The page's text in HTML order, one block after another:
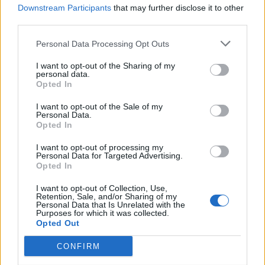
Downstream Participants that may further disclose it to other
Personal Data Processing Opt Outs
I want to opt-out of the Sharing of my
personal data.
Opted In
I want to opt-out of the Sale of my
Personal Data.
Opted In
I want to opt-out of processing my
Personal Data for Targeted Advertising.
Opted In
I want to opt-out of Collection, Use,
Retention, Sale, and/or Sharing of my
Personal Data that Is Unrelated with the
Purposes for which it was collected.
Opted Out
CONFIRM
πρώτη της έκθεση.Έτσι και κάθε επόμενη χρονιά,
Την έκθεση
«Παγκόσμιοι Έλληνες Σχεδιαστές
Μόδας»πολλοί ίσως να τη θυμάστε. Χρειάστηκαν
τρία χρόνια έρευνας και επεξεργασίας για την
υλοποίηση της και η Μαρία ήταν εκεί. Και έτσι
παρουσιάστηκαν
οι πέντε Έλληνες παγκόσμιοι
των οποίων ο Γιάννης Τσεκλένης και ο Γιάννης
Ευαγγελίδης.
Πολλές από τιςδημιουργίες τους είναι τόσο
σύγχρονεςπου μπορούν να σταθούν στο σήμερα
ακόμα και αν δεν γνωρίζουμε ότι είναι δικά τους.
Ο παραλληλισμός ενόςΕυαγγελίδημε έναDior
κομμάτι ή ενόςΣταυρόπουλου